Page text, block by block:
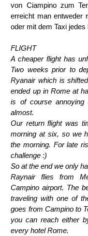
von Ciampino zum
erreicht man entweder
oder mit dem Taxi
FLIGHT
A cheaper flight has
Two weeks prior to
Ryanair which is
ended up in Rome at
is of course
almost.
Our return flight was
morning at six, so we
the morning. For late
challenge :)
So at the end we only
Raynair flies from
Campino airport. The
traveling with one of
goes from Campino to
you can reach either
every hotel Rome.